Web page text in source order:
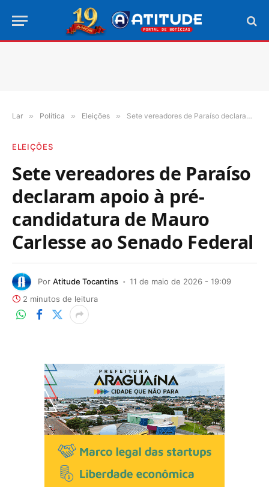
Lar » Política » Eleições » Sete vereadores de Paraíso declaram apoio à pré-candidatura de Mauro Carlesse ao Senado Federal
ELEIÇÕES
Sete vereadores de Paraíso
declaram apoio à pré-
candidatura de Mauro
Carlesse ao Senado Federal
Por Atitude Tocantins
11 de maio de 2026 - 19:09
2 minutos de leitura